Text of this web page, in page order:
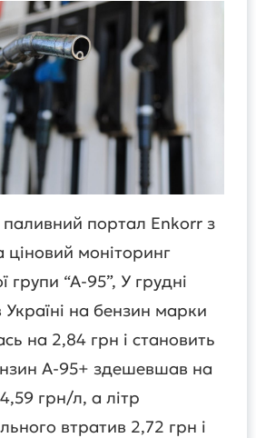
паливний портал Enkorr з
моніторинг
групи “А-95”, У грудні
Україні на бензин марки
на 2,84 грн і становить
А-95+ здешевшав на
грн/л, а літр
втратив 2,72 грн і